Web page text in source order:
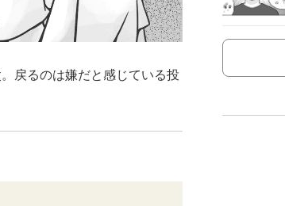
戻るのは嫌だと感じている投